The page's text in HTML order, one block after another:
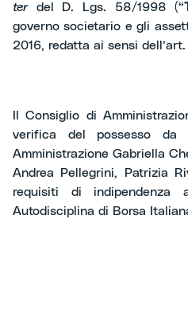
terdel D. Lgs. 58/1998 (“
governo societario e gli
2016, redatta ai sensi
Il Consiglio di
verifica del possesso da
Amministrazione Gabriella
Andrea Pellegrini, Patrizia
requisiti di
Autodisciplina di Borsa